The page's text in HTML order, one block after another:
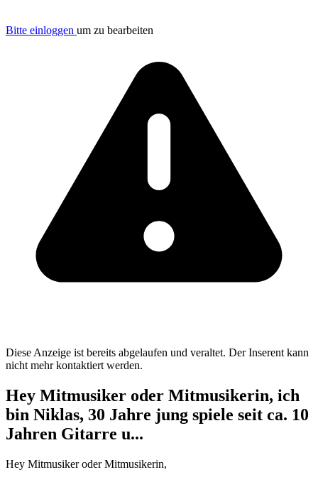
Bitte einloggen um zu bearbeiten
Diese Anzeige ist bereits abgelaufen und veraltet. Der Inserent kann
nicht mehr kontaktiert werden.
Hey Mitmusiker oder Mitmusikerin, ich
bin Niklas, 30 Jahre jung spiele seit ca. 10
Jahren Gitarre u...
Hey Mitmusiker oder Mitmusikerin,